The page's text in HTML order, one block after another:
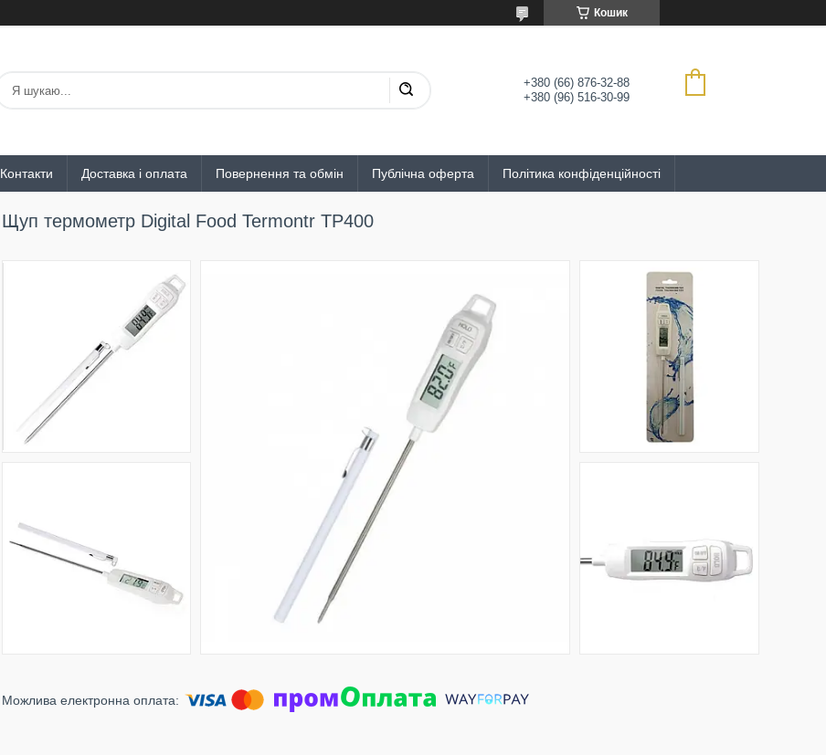
Кошик
+380 (66) 876-32-88
+380 (96) 516-30-99
Контакти Доставка і оплата Повернення та обмін Публічна оферта Політика конфіденційності
Щуп термометр Digital Food Termontr TP400